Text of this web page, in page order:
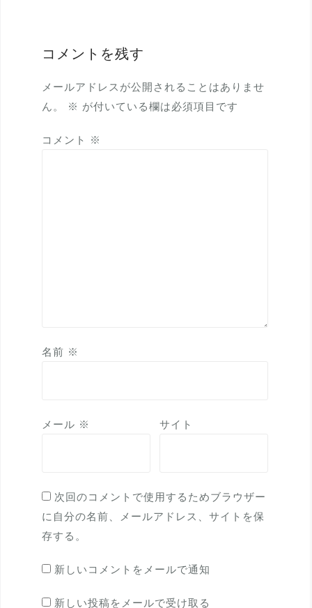
コメントを残す
メールアドレスが公開されることはありませ
ん。
※ が付いている欄は必須項目です
コメント ※
名前 ※
メール ※ サイト
次回のコメントで使用するためブラウザー
に自分の名前、メールアドレス、サイトを保
存する。
新しいコメントをメールで通知
新しい投稿をメールで受け取る